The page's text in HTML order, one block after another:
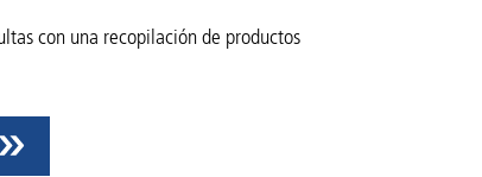
con una recopilación de productos